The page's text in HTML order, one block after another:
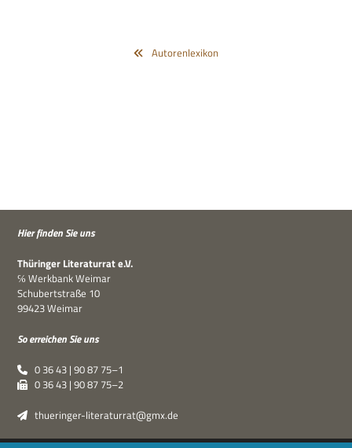
Autorenlexikon
Hier fin­den Sie uns
Thü­rin­ger Lite­ra­tur­rat e.V.
℅ Werk­bank Weimar
Schu­bert­straße 10
99423 Weimar
So errei­chen Sie uns
0 36 43 | 90 87 75–1
0 36 43 | 90 87 75–2
thueringer-literaturrat@gmx.de